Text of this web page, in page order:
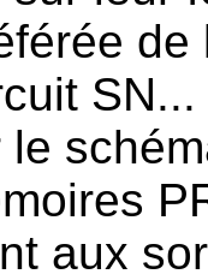
le
aux